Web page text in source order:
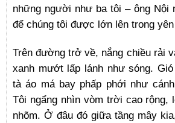
những người như ba tôi – ông Nội
để chúng tôi được lớn lên trong
Trên đường trở về, nắng chiều rải
xanh mướt lấp lánh như sóng.
tà áo má bay phấp phới như
Tôi ngẩng nhìn vòm trời cao rộng,
nhõm. Ở đâu đó giữa tầng mây